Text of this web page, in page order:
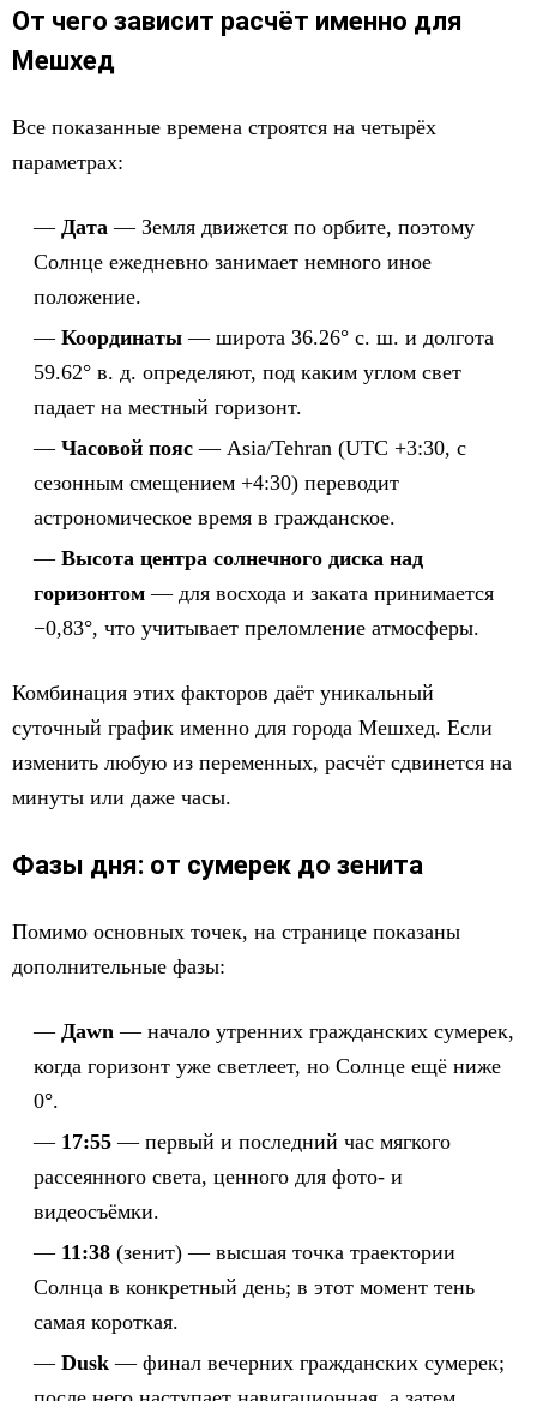
От чего зависит расчёт именно для
Мешхед
Все показанные времена строятся на четырёх
параметрах:
Дата — Земля движется по орбите, поэтому
Солнце ежедневно занимает немного иное
положение.
Координаты — широта 36.26° с. ш. и долгота
59.62° в. д. определяют, под каким углом свет
падает на местный горизонт.
Часовой пояс — Asia/Tehran (UTC +3:30, с
сезонным смещением +4:30) переводит
астрономическое время в гражданское.
Высота центра солнечного диска над
горизонтом — для восхода и заката принимается
−0,83°, что учитывает преломление атмосферы.
Комбинация этих факторов даёт уникальный
суточный график именно для города Мешхед. Если
изменить любую из переменных, расчёт сдвинется на
минуты или даже часы.
Фазы дня: от сумерек до зенита
Помимо основных точек, на странице показаны
дополнительные фазы:
Дawn — начало утренних гражданских сумерек,
когда горизонт уже светлеет, но Солнце ещё ниже
0°.
17:55 — первый и последний час мягкого
рассеянного света, ценного для фото- и
видеосъёмки.
11:38 (зенит) — высшая точка траектории
Солнца в конкретный день; в этот момент тень
самая короткая.
Dusk — финал вечерних гражданских сумерек;